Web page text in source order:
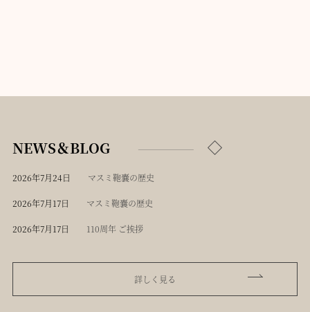
NEWS＆BLOG
2026年7月24日 マスミ鞄嚢の歴史
2026年7月17日 マスミ鞄嚢の歴史
2026年7月17日 110周年 ご挨拶
詳しく見る